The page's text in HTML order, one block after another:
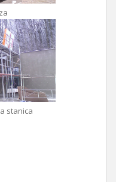
stanica